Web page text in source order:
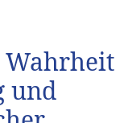
Wahrheit
und